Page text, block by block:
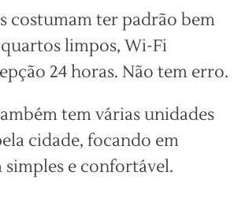
costumam ter padrão bem
limpos, Wi-Fi
24 horas. Não tem erro.
tem várias unidades
cidade, focando em
simples e confortável.